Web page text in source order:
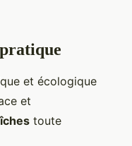
et écologique
et
toute